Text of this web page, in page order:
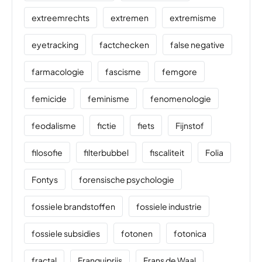
extreemrechts extremen extremisme
eyetracking factchecken false negative
farmacologie fascisme femgore
femicide feminisme fenomenologie
feodalisme fictie fiets Fijnstof
filosofie filterbubbel fiscaliteit Folia
Fontys forensische psychologie
fossiele brandstoffen fossiele industrie
fossiele subsidies fotonen fotonica